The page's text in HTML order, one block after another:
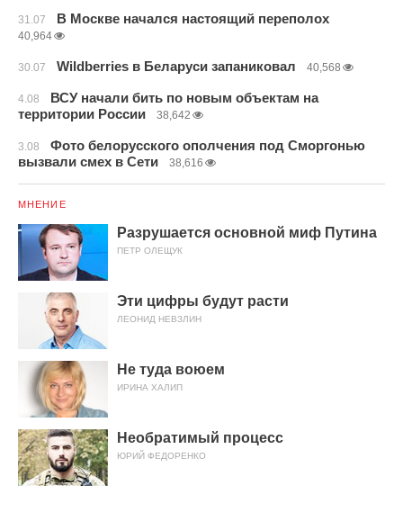
31.07 В Москве начался настоящий переполох
40,964
30.07 Wildberries в Беларуси запаниковал 40,568
4.08
ВСУ начали бить по новым объектам на
территории России
38,642
3.08
Фото белорусского ополчения под Сморгонью
вызвали смех в Сети
38,616
МНЕНИЕ
Разрушается основной миф Путина
ПЕТР ОЛЕЩУК
Эти цифры будут расти
ЛЕОНИД НЕВЗЛИН
Не туда воюем
ИРИНА ХАЛИП
Необратимый процесс
ЮРИЙ ФЕДОРЕНКО